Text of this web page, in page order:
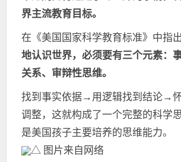
界主流教育目标。
在《美国国家科学教育标准》中
地认识世界，必须要有三个元素：
关系、审辩性思维。
找到事实依据→用逻辑找到结论→
调整，这就构成了一个完整的科学
是美国孩子主要培养的思维能力。
△ 图片来自网络